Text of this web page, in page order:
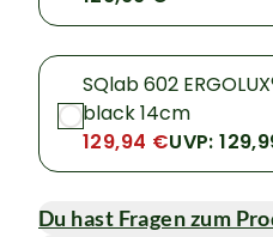
SQlab 602
black 14cm
129,94 €UVP:
Du hast Fragen zum